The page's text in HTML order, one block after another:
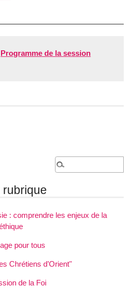
Programme de la session
rubrique
: comprendre les enjeux de la
pour tous
Chrétiens d’Orient"
de la Foi